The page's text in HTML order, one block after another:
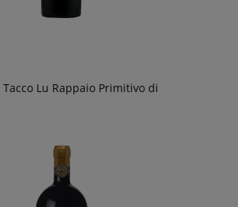
Lu Rappaio Primitivo di